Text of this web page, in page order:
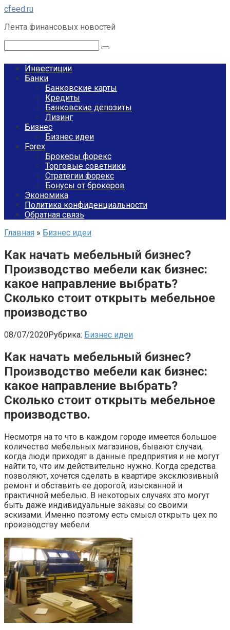
Перейти
контенту
cfeed.ru
Лента финансовых новостей
Инвестиции
Банки
Банковские карты
Кредиты
Банковские депозиты
Лизинг
Бизнес
Бизнес идеи
Forex
Брокеры форекс
Торговые советники
Стратегии форекс
Бонусы от брокеров
Экономика
Политика конфиденциальности
Обратная связь
Главная » Бизнес идеи
Как начать мебельный бизнес?
Производство мебели как бизнес:
какое направление выбрать?
Сколько стоит открыть мебельное
производство
08/07/2020Рубрика: Бизнес идеи
Как начать мебельный бизнес?
Производство мебели как бизнес:
какое направление выбрать?
Сколько стоит открыть мебельное
производство.
Несмотря на то что в каждом городе имеется большое
количество мебельных магазинов, бывают случаи,
когда люди приходят в данные предприятия и не могут
найти то, что им действительно нужно. Когда средства
позволяют, хочется сделать в квартире эксклюзивный
ремонт и обставить ее дорогой, изысканной и
практичной мебелью. В некоторых случаях это могут
быть даже индивидуальные заказы со своими
эскизами. Именно поэтому есть смысл открыть цех по
производству мебели.